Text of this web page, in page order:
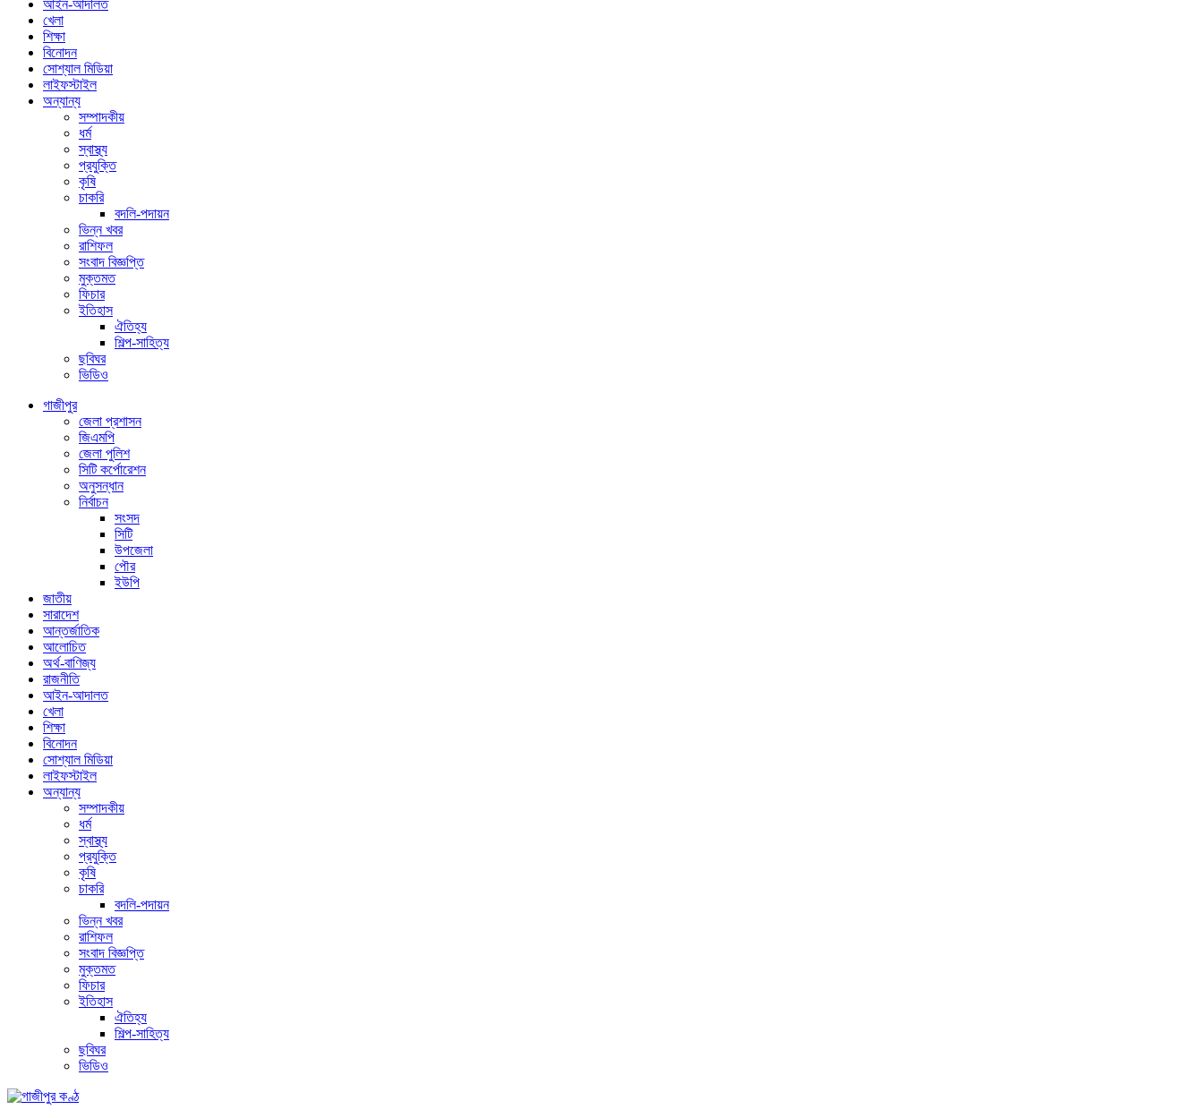
আইন-আদালত
খেলা
শিক্ষা
বিনোদন
সোশ্যাল মিডিয়া
লাইফস্টাইল
অন্যান্য
সম্পাদকীয়
ধর্ম
স্বাস্থ্য
প্রযুক্তি
কৃষি
চাকরি
বদলি-পদায়ন
ভিন্ন খবর
রাশিফল
সংবাদ বিজ্ঞপ্তি
মুক্তমত
ফিচার
ইতিহাস
ঐতিহ্য
শিল্প-সাহিত্য
ছবিঘর
ভিডিও
গাজীপুর
জেলা প্রশাসন
জিএমপি
জেলা পুলিশ
সিটি কর্পোরেশন
অনুসন্ধান
নির্বাচন
সংসদ
সিটি
উপজেলা
পৌর
ইউপি
জাতীয়
সারাদেশ
আন্তর্জাতিক
আলোচিত
অর্থ-বাণিজ্য
রাজনীতি
আইন-আদালত
খেলা
শিক্ষা
বিনোদন
সোশ্যাল মিডিয়া
লাইফস্টাইল
অন্যান্য
সম্পাদকীয়
ধর্ম
স্বাস্থ্য
প্রযুক্তি
কৃষি
চাকরি
বদলি-পদায়ন
ভিন্ন খবর
রাশিফল
সংবাদ বিজ্ঞপ্তি
মুক্তমত
ফিচার
ইতিহাস
ঐতিহ্য
শিল্প-সাহিত্য
ছবিঘর
ভিডিও